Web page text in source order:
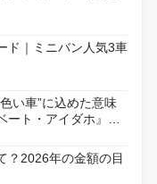
ド｜ミニバン人気3車
い車”に込めた意味
ト・アイダホ』が
活
？2026年の金額の目